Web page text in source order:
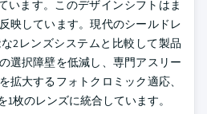
います。このデザインシフトはま
映しています。現代のシールドレ
2レンズシステムと比較して製品
選択障壁を低減し、専門アスリー
拡大するフォトクロミック適応、
枚のレンズに統合しています。